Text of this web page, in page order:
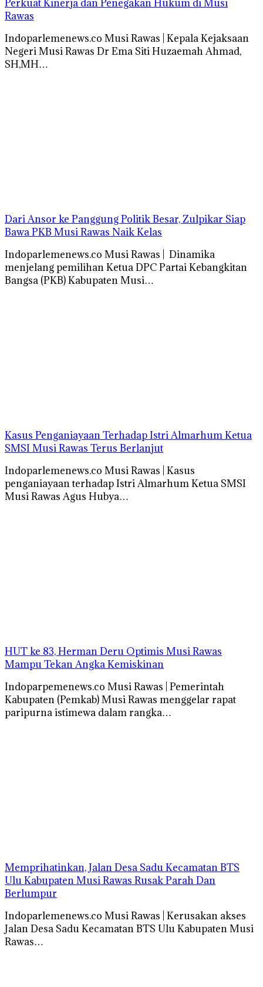
Perkuat Kinerja dan Penegakan Hukum di Musi
Rawas
Indoparlemenews.co Musi Rawas | Kepala Kejaksaan
Negeri Musi Rawas Dr Ema Siti Huzaemah Ahmad,
SH,MH…
Dari Ansor ke Panggung Politik Besar, Zulpikar Siap
Bawa PKB Musi Rawas Naik Kelas
Indoparlemenews.co Musi Rawas | Dinamika
menjelang pemilihan Ketua DPC Partai Kebangkitan
Bangsa (PKB) Kabupaten Musi…
Kasus Penganiayaan Terhadap Istri Almarhum Ketua
SMSI Musi Rawas Terus Berlanjut
Indoparlemenews.co Musi Rawas | Kasus
penganiayaan terhadap Istri Almarhum Ketua SMSI
Musi Rawas Agus Hubya…
HUT ke 83, Herman Deru Optimis Musi Rawas
Mampu Tekan Angka Kemiskinan
Indoparpemenews.co Musi Rawas | Pemerintah
Kabupaten (Pemkab) Musi Rawas menggelar rapat
paripurna istimewa dalam rangka…
Memprihatinkan, Jalan Desa Sadu Kecamatan BTS
Ulu Kabupaten Musi Rawas Rusak Parah Dan
Berlumpur
Indoparlemenews.co Musi Rawas | Kerusakan akses
Jalan Desa Sadu Kecamatan BTS Ulu Kabupaten Musi
Rawas…